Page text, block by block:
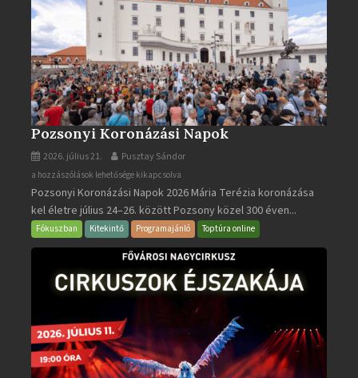
Pozsonyi Koronázási Napok
2026. július 21. Pusztay Sándor
Pozsonyi
Koronázási
Napok
bejegyzéshez
a hozzászólások lehetősége kikapcsolva
Pozsonyi Koronázási Napok 2026 Mária Terézia koronázása
kel életre július 24–26. között Pozsony közel 300 éven...
Fókuszban Kitekintő Programajánló Toptúra online